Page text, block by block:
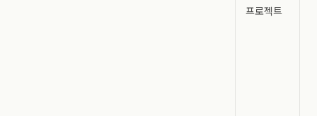
프로젝트